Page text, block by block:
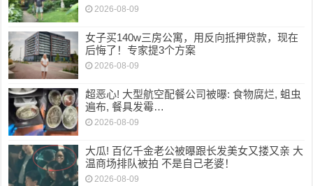
2026-08-09
女子买140w三房公寓，用反向抵押贷款，现在
后悔了！专家提3个方案
2026-08-09
超恶心! 大型航空配餐公司被曝: 食物腐烂, 蛆虫
遍布, 餐具发霉…
2026-08-09
大瓜! 百亿千金老公被曝跟长发美女又搂又亲 大
温商场排队被拍 不是自己老婆！
2026-08-09